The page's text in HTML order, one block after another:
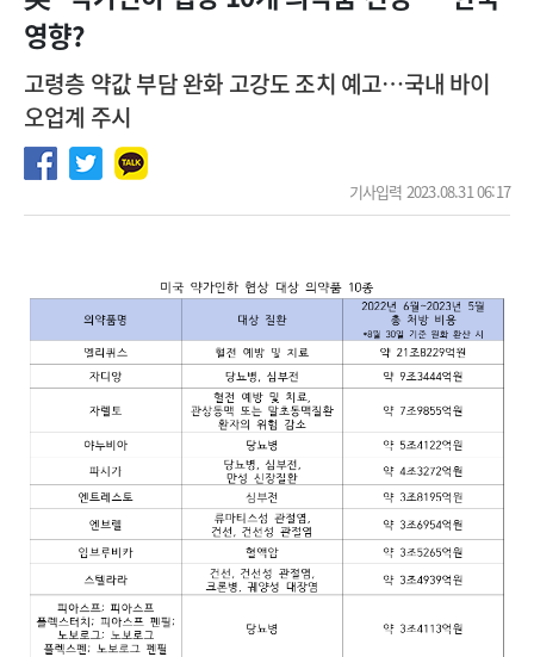
[영남대학교의료원] 마취통증의학과 임기제 임상의사 채용
영향?
고령층 약값 부담 완화 고강도 조치 예고…국내 바이
오업계 주시
기사입력 2023.08.31 06:17